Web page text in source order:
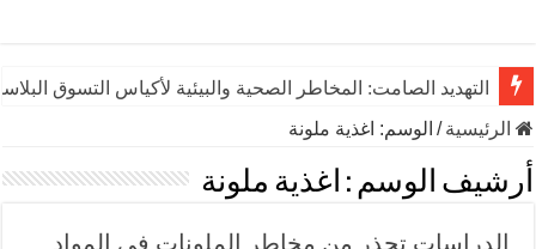
التهديد الصامت: المخاطر الصحية والبيئية لأكياس التسوق
الرئيسية/ الوسم: اغذية ملونة
أرشيف الوسم : اغذية ملونة
الدراسات تحذر من مخاطر الملونات في المواد